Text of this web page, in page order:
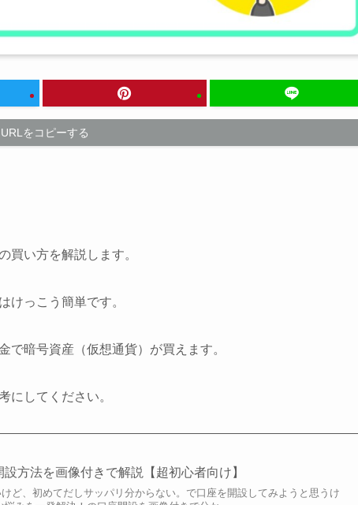
URLをコピーする
買い方を解説します。
けっこう簡単です。
で暗号資産（仮想通貨）が買えます。
にしてください。
方法を画像付きで解説【超初心者向け】
ど、初めてだしサッパリ分からない。で口座を開設してみようと思うけ